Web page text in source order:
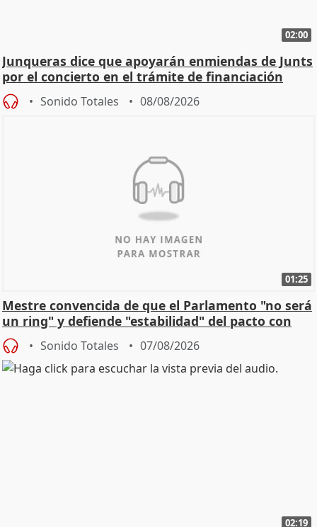
02:00
Junqueras dice que apoyarán enmiendas de Junts
por el concierto en el trámite de financiación
Sonido Totales 08/08/2026
01:25
Mestre convencida de que el Parlamento "no será
un ring" y defiende "estabilidad" del pacto con
Vox
Sonido Totales 07/08/2026
02:19